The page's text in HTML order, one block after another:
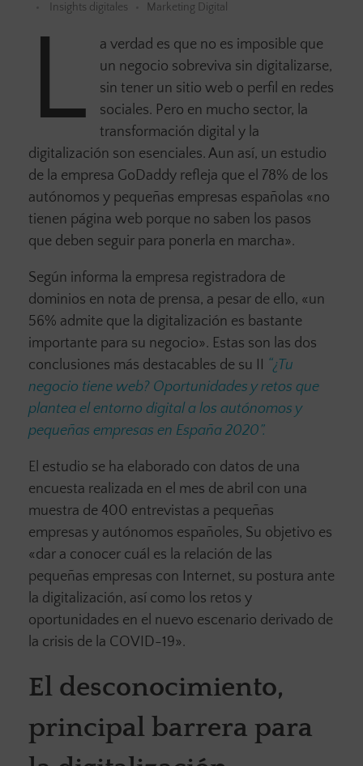
Insights digitales
Marketing Digital
L
a verdad es que no es imposible que
un negocio sobreviva sin digitalizarse,
sin tener un sitio web o perfil en redes
sociales. Pero en mucho sector, la
transformación digital y la
digitalización son esenciales. Aun así, un estudio
de la empresa GoDaddy refleja que el 78% de los
autónomos y pequeñas empresas españolas «no
tienen página web porque no saben los pasos
que deben seguir para ponerla en marcha».
Según informa la empresa registradora de
dominios en nota de prensa, a pesar de ello, «un
56% admite que la digitalización es bastante
importante para su negocio». Estas son las dos
conclusiones más destacables de su II “¿Tu
negocio tiene web? Oportunidades y retos que
plantea el entorno digital a los autónomos y
pequeñas empresas en España 2020”.
El estudio se ha elaborado con datos de una
encuesta realizada en el mes de abril con una
muestra de 400 entrevistas a pequeñas
empresas y autónomos españoles, Su objetivo es
«dar a conocer cuál es la relación de las
pequeñas empresas con Internet, su postura ante
la digitalización, así como los retos y
oportunidades en el nuevo escenario derivado de
la crisis de la COVID-19».
El desconocimiento,
principal barrera para